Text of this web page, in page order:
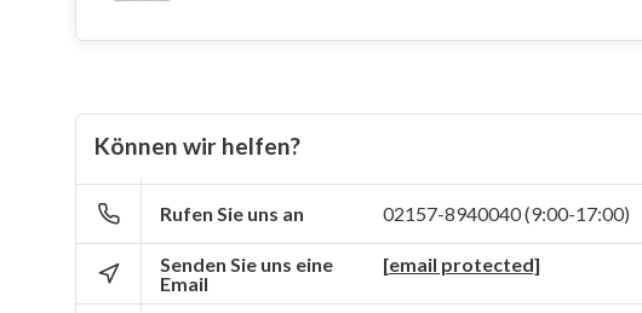
Können wir helfen?
Rufen Sie uns an 02157-8940040 (9:00-17:00)
Senden Sie uns eine
Email
[email protected]